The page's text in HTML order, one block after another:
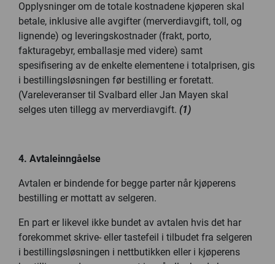
Opplysninger om de totale kostnadene kjøperen skal
betale, inklusive alle avgifter (merverdiavgift, toll, og
lignende) og leveringskostnader (frakt, porto,
fakturagebyr, emballasje med videre) samt
spesifisering av de enkelte elementene i totalprisen, gis
i bestillingsløsningen før bestilling er foretatt.
(Vareleveranser til Svalbard eller Jan Mayen skal
selges uten tillegg av merverdiavgift. (1)
4. Avtaleinngåelse
Avtalen er bindende for begge parter når kjøperens
bestilling er mottatt av selgeren.
En part er likevel ikke bundet av avtalen hvis det har
forekommet skrive- eller tastefeil i tilbudet fra selgeren
i bestillingsløsningen i nettbutikken eller i kjøperens